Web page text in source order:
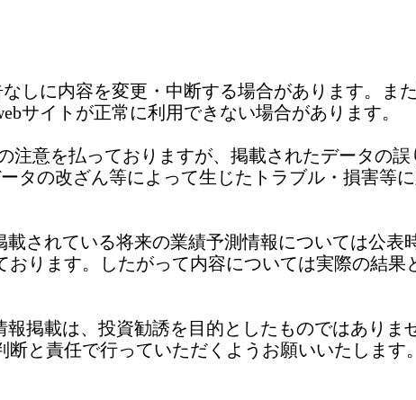
しに内容を変更・中断する場合があります。ま
サイトが正常に利用できない場合があります。
注意を払っておりますが、掲載されたデータの
タの改ざん等によって生じたトラブル・損害等
載されている将来の業績予測情報については公表
おります。したがって内容については実際の結果
報掲載は、投資勧誘を目的としたものではありま
と責任で行っていただくようお願いいたします。